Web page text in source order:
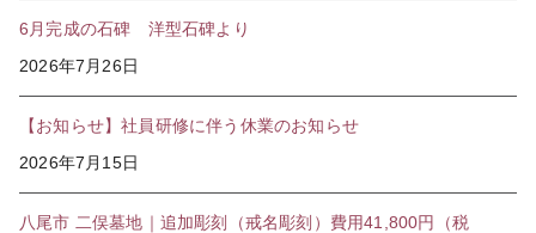
6月完成の石碑 洋型石碑より
2026年7月26日
【お知らせ】社員研修に伴う休業のお知らせ
2026年7月15日
八尾市 二俣墓地｜追加彫刻（戒名彫刻）費用41,800円（税